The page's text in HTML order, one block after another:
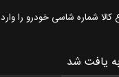
کالا شماره شاسی خودرو را